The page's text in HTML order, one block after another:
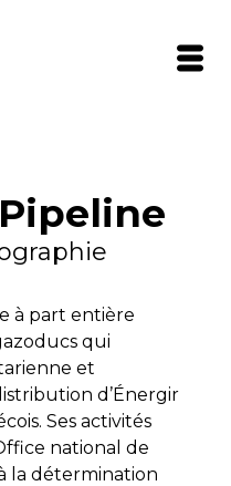
à part entière
qui
et
d’Énergir
Ses activités
national de
la détermination